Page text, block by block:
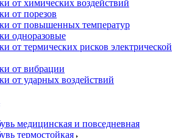
от химических воздействий
от порезов
от повышенных температур
одноразовые
от термических рисков электрической
от вибрации
от ударных воздействий
медицинская и повседневная
термостойкая